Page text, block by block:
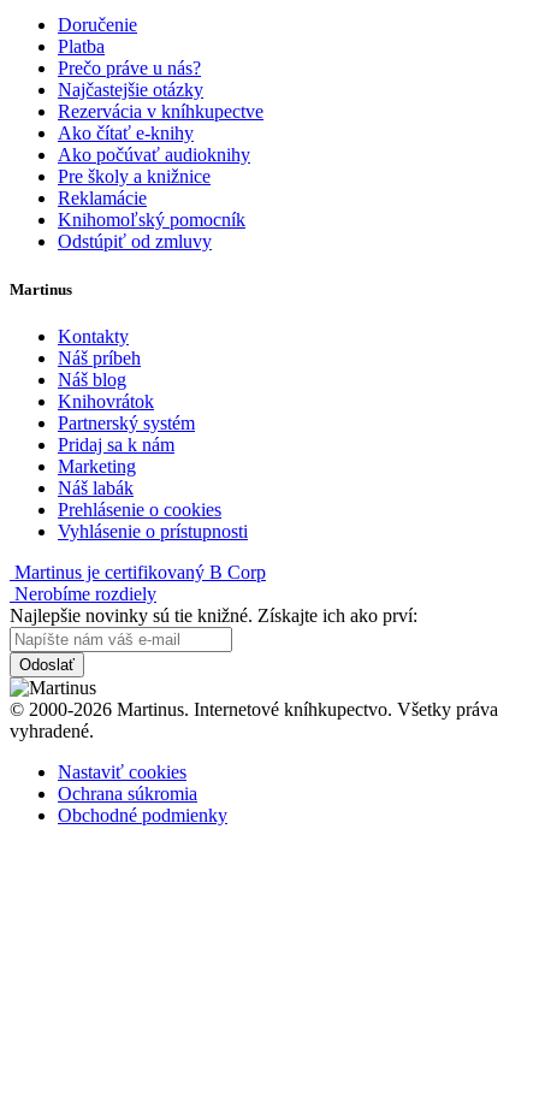
Doručenie
Platba
Prečo práve u nás?
Najčastejšie otázky
Rezervácia v kníhkupectve
Ako čítať e-knihy
Ako počúvať audioknihy
Pre školy a knižnice
Reklamácie
Knihomoľský pomocník
Odstúpiť od zmluvy
Martinus
Kontakty
Náš príbeh
Náš blog
Knihovrátok
Partnerský systém
Pridaj sa k nám
Marketing
Náš labák
Prehlásenie o cookies
Vyhlásenie o prístupnosti
Martinus je certifikovaný B Corp
Nerobíme rozdiely
Najlepšie novinky sú tie knižné. Získajte ich ako prví:
Odoslať
© 2000-2026 Martinus. Internetové kníhkupectvo. Všetky práva
vyhradené.
Nastaviť cookies
Ochrana súkromia
Obchodné podmienky